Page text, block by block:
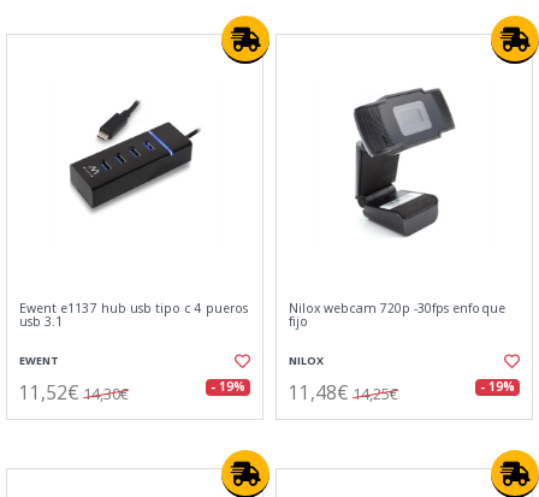
Ewent e1137 hub usb tipo c 4 pueros
usb 3.1
EWENT
11,52€ 14,30€ - 19%
Nilox webcam 720p -30fps enfoque
fijo
NILOX
11,48€ 14,25€ - 19%